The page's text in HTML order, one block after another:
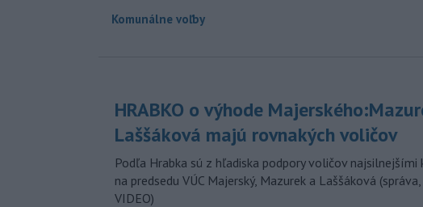
Komunálne voľby
HRABKO o výhode
Laššáková majú rovnakých voličov
Podľa Hrabka sú z hľadiska podpory voličov najsilnejšími
na predsedu VÚC Majerský, Mazurek a Laššáková (správa,
VIDEO)